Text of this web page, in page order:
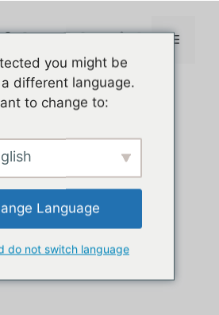
dem PC spielt Menü
you might be
different language.
to change to:
Language
do not switch language